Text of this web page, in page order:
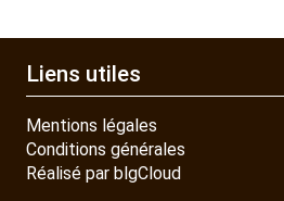
Liens utiles
Mentions légales
Conditions générales
Réalisé par blgCloud